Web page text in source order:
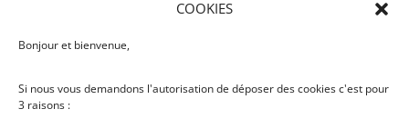
COOKIES
Bonjour et bienvenue,
Si nous vous demandons l'autorisation de déposer des cookies c'est pour
3 raisons :